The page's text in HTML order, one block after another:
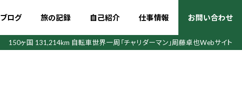
ブログ 旅の記録 自己紹介 仕事情報 お問い合わせ
150ヶ国 131,214km 自転車世界一周 「チャリダーマン」周藤卓也Webサイト